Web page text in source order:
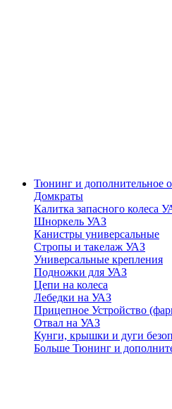
Тюнинг и дополнительное
Домкраты
Калитка запасного колеса
Шноркель УАЗ
Канистры универсальные
Стропы и такелаж УАЗ
Универсальные крепления
Подножки для УАЗ
Цепи на колеса
Лебедки на УАЗ
Прицепное Устройство
Отвал на УАЗ
Кунги, крышки и дуги
Больше Тюнинг и